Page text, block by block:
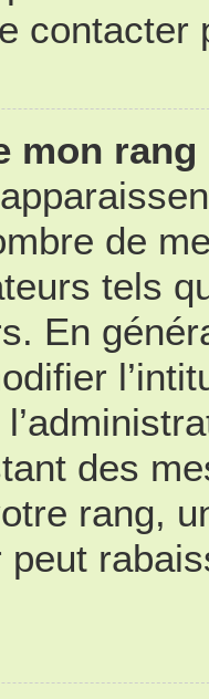
contacter
mon
de
tels
En
des
rang,